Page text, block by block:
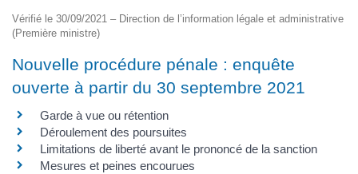
Vérifié le 30/09/2021 – Direction de l’information légale et administrative
(Première ministre)
Nouvelle procédure pénale : enquête
ouverte à partir du 30 septembre 2021
Garde à vue ou rétention
Déroulement des poursuites
Limitations de liberté avant le prononcé de la sanction
Mesures et peines encourues